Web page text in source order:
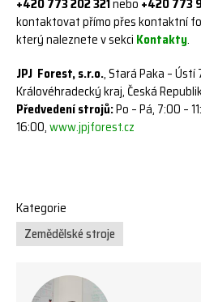
kontaktovat přímo přes kontaktní
který naleznete v sekci Kontakty.
JPJ Forest, s.r.o., Stará Paka – Ústí
Královéhradecký kraj, Česká
Předvedení strojů:Po – Pá, 7:00 –
16:00,www.jpjforest.cz
Kategorie
Zemědělské stroje